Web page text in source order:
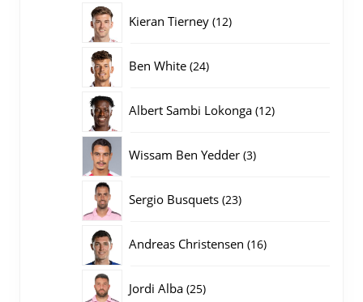
Kieran Tierney 1212
Ben White 2424
Albert Sambi Lokonga 1212
Wissam Ben Yedder 33
Sergio Busquets 2323
Andreas Christensen 1616
Jordi Alba 2525